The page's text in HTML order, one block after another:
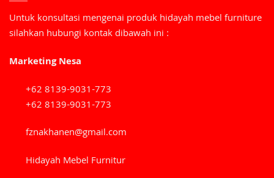
Untuk konsultasi mengenai produk hidayah mebel furniture
silahkan hubungi kontak dibawah ini :
Marketing Nesa
+62 8139-9031-773
+62 8139-9031-773
fznakhanen@gmail.com
Hidayah Mebel Furnitur